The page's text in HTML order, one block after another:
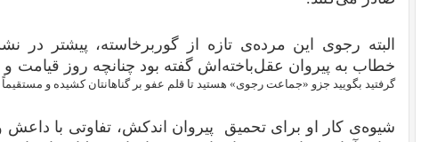
البته رجوی این مرده‌ی تازه از گوربرخاسته، پیشتر
خطاب به پیروان عقل‌باخته‌‌اش گفته بود چنانچه روز قیامت
گرفتید بگویید جزو «جماعت رجوی» هستید تا قلم عفو بر گناهانتان کشیده و
شیوه‌ی کار او برای تحمیق پیروان اندکش، تفاوتی با داعش